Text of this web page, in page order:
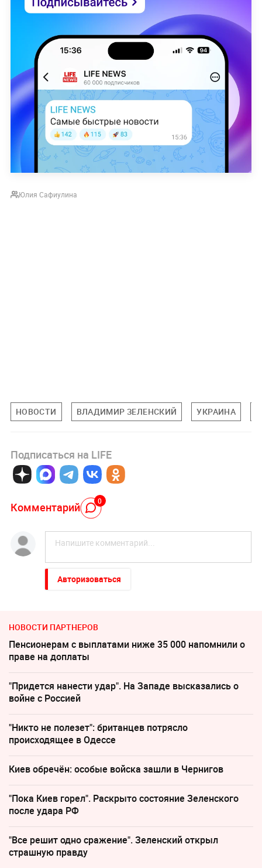
Юлия Сафиулина
НОВОСТИ ВЛАДИМИР ЗЕЛЕНСКИЙ УКРАИНА
Подписаться на LIFE
Комментарий 0
Авторизоваться
НОВОСТИ ПАРТНЕРОВ
Пенсионерам с выплатами ниже 35 000 напомнили о
праве на доплаты
"Придется нанести удар". На Западе высказались о
войне с Россией
"Никто не полезет": британцев потрясло
происходящее в Одессе
Киев обречён: особые войска зашли в Чернигов
"Пока Киев горел". Раскрыто состояние Зеленского
после удара РФ
"Все решит одно сражение". Зеленский открыл
страшную правду